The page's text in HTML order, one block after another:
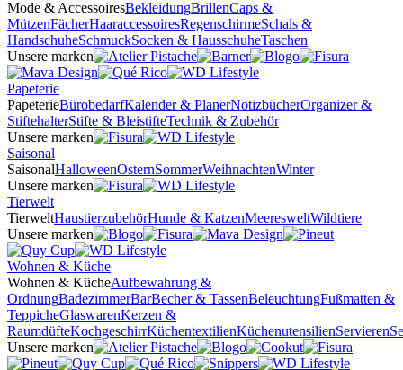
Mode & AccessoiresBekleidungBrillenCaps &
MützenFächerHaaraccessoiresRegenschirmeSchals &
HandschuheSchmuckSocken & HausschuheTaschen
Unsere marken
Papeterie
PapeterieBürobedarfKalender & PlanerNotizbücherOrganizer &
StiftehalterStifte & BleistifteTechnik & Zubehör
Unsere marken
Saisonal
SaisonalHalloweenOsternSommerWeihnachtenWinter
Unsere marken
Tierwelt
TierweltHaustierzubehörHunde & KatzenMeeresweltWildtiere
Unsere marken
Wohnen & Küche
Wohnen & KücheAufbewahrung &
OrdnungBadezimmerBarBecher & TassenBeleuchtungFußmatten &
TeppicheGlaswarenKerzen &
RaumdüfteKochgeschirrKüchentextilienKüchenutensilienServieren
Unsere marken